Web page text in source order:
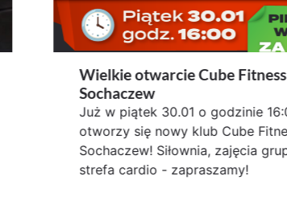
Wielkie otwarcie Cube Fitness
Sochaczew
Już w piątek 30.01 o godzinie
otworzy się nowy klub Cube
Sochaczew! Siłownia, zajęcia
strefa cardio - zapraszamy!